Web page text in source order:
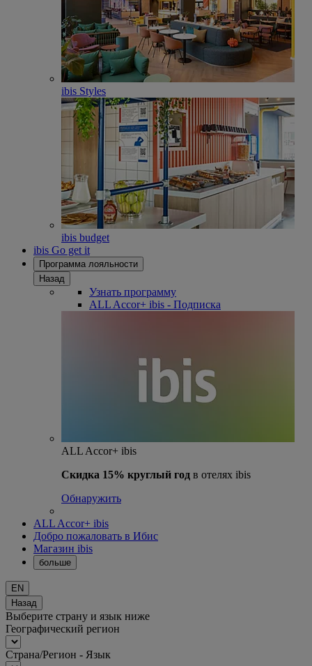
ibis Styles
ibis budget
ibis Go get it
Программа лояльности
Назад
Узнать программу
ALL Accor+ ibis - Подписка
ALL Accor+ ibis
Скидка 15% круглый год в отелях ibis
Обнаружить
ALL Accor+ ibis
Добро пожаловать в Ибис
Магазин ibis
больше
EN
Назад
Выберите страну и язык ниже
Географический регион
Страна/Регион - Язык